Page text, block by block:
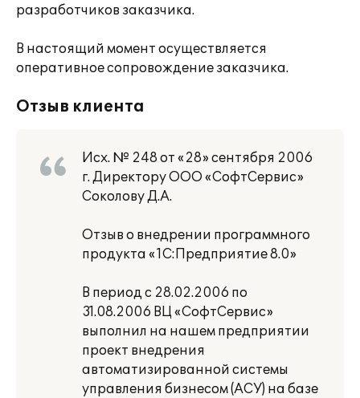
разработчиков заказчика.
В настоящий момент осуществляется
оперативное сопровождение заказчика.
Отзыв клиента
Исх. № 248 от «28» сентября 2006
г. Директору ООО «СофтСервис»
Соколову Д.А.
Отзыв о внедрении программного
продукта «1С:Предприятие 8.0»
В период с 28.02.2006 по
31.08.2006 ВЦ «СофтСервис»
выполнил на нашем предприятии
проект внедрения
автоматизированной системы
управления бизнесом (АСУ) на базе